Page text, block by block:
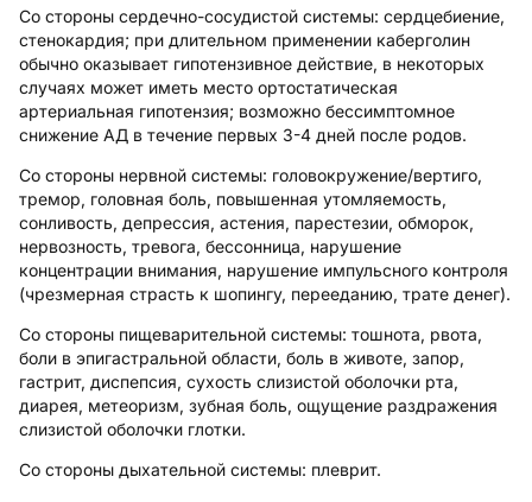
Со стороны сердечно-сосудистой системы: сердцебиение,
стенокардия; при длительном применении каберголин
обычно оказывает гипотензивное действие, в некоторых
случаях может иметь место ортостатическая
артериальная гипотензия; возможно бессимптомное
снижение АД в течение первых 3-4 дней после родов.
Со стороны нервной системы: головокружение/вертиго,
тремор, головная боль, повышенная утомляемость,
сонливость, депрессия, астения, парестезии, обморок,
нервозность, тревога, бессонница, нарушение
концентрации внимания, нарушение импульсного контроля
(чрезмерная страсть к шопингу, перееданию, трате денег).
Со стороны пищеварительной системы: тошнота, рвота,
боли в эпигастральной области, боль в животе, запор,
гастрит, диспепсия, сухость слизистой оболочки рта,
диарея, метеоризм, зубная боль, ощущение раздражения
слизистой оболочки глотки.
Со стороны дыхательной системы: плеврит.